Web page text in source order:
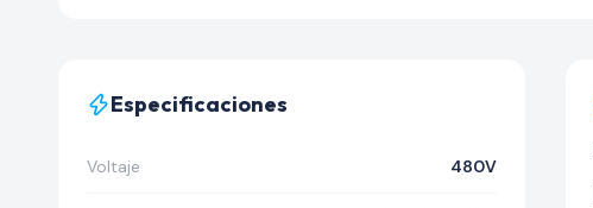
Especificaciones
Voltaje 480V